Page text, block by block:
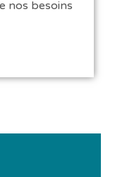
nos besoins